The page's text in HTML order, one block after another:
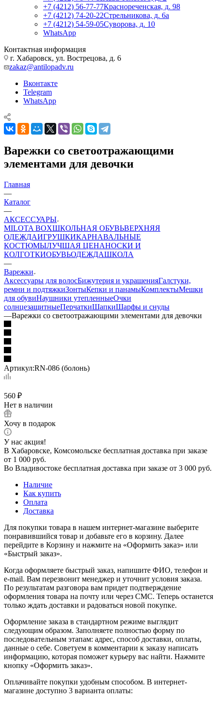
+7 (4212) 56-77-77Краснореченская, д. 98
+7 (4212) 74-20-22Стрельникова, д. 6а
+7 (4212) 54-59-05Суворова, д. 10
WhatsApp
Контактная информация
г. Хабаровск, ул. Вострецова, д. 6
zakaz@antilopadv.ru
Вконтакте
Telegram
WhatsApp
Варежки со светоотражающими
элементами для девочки
Главная
—
Каталог
—
АКСЕССУАРЫ
MILOTA BOXШКОЛЬНАЯ ОБУВЬВЕРХНЯЯ
ОДЕЖДАИГРУШКИКАРНАВАЛЬНЫЕ
КОСТЮМЫЛУЧШАЯ ЦЕНАНОСКИ И
КОЛГОТКИОБУВЬОДЕЖДАШКОЛА
—
Варежки
Аксессуары для волосБижутерия и украшенияГалстуки,
ремни и подтяжкиЗонтыКепки и панамыКомплектыМешки
для обувиНаушники утепленныеОчки
солнцезащитныеПерчаткиШапкиШарфы и снуды
—Варежки со светоотражающими элементами для девочки
Артикул:RN-086 (болонь)
560 ₽
Нет в наличии
Хочу в подарок
У нас акция!
В Хабаровске, Комсомольске бесплатная доставка при заказе
от 1 000 руб.
Во Владивостоке бесплатная доставка при заказе от 3 000 руб.
Наличие
Как купить
Оплата
Доставка
Для покупки товара в нашем интернет-магазине выберите
понравившийся товар и добавьте его в корзину. Далее
перейдите в Корзину и нажмите на «Оформить заказ» или
«Быстрый заказ».
Когда оформляете быстрый заказ, напишите ФИО, телефон и
e-mail. Вам перезвонит менеджер и уточнит условия заказа.
По результатам разговора вам придет подтверждение
оформления товара на почту или через СМС. Теперь останется
только ждать доставки и радоваться новой покупке.
Оформление заказа в стандартном режиме выглядит
следующим образом. Заполняете полностью форму по
последовательным этапам: адрес, способ доставки, оплаты,
данные о себе. Советуем в комментарии к заказу написать
информацию, которая поможет курьеру вас найти. Нажмите
кнопку «Оформить заказ».
Оплачивайте покупки удобным способом. В интернет-
магазине доступно 3 варианта оплаты: